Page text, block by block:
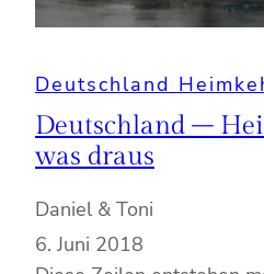
Deutschland
Deutschland –
was draus
Daniel & Toni
6. Juni 2018